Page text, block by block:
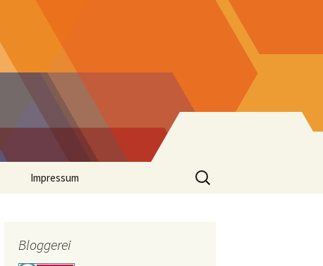
Impressum
Suchen
nach:
Bloggerei